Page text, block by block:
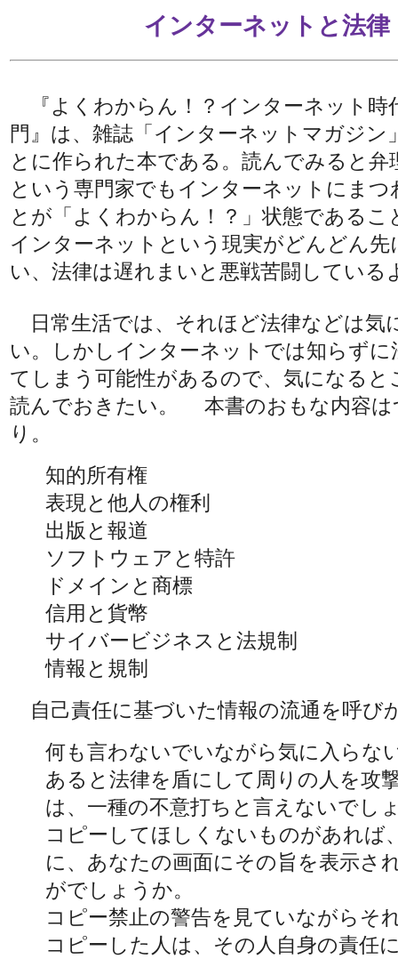
インターネットと法律
『よくわからん！？インターネット時
門』は、雑誌「インターネットマガジン
とに作られた本である。読んでみると弁
という専門家でもインターネットにまつ
とが「よくわからん！？」状態であるこ
インターネットという現実がどんどん先
い、法律は遅れまいと悪戦苦闘している
日常生活では、それほど法律などは気
い。しかしインターネットでは知らずに
てしまう可能性があるので、気になると
読んでおきたい。 本書のおもな内容は
り。
知的所有権
表現と他人の権利
出版と報道
ソフトウェアと特許
ドメインと商標
信用と貨幣
サイバービジネスと法規制
情報と規制
自己責任に基づいた情報の流通を呼び
何も言わないでいながら気に入らな
あると法律を盾にして周りの人を攻
は、一種の不意打ちと言えないでし
コピーしてほしくないものがあれば
に、あなたの画面にその旨を表示さ
がでしょうか。
コピー禁止の警告を見ていながらそ
コピーした人は、その人自身の責任